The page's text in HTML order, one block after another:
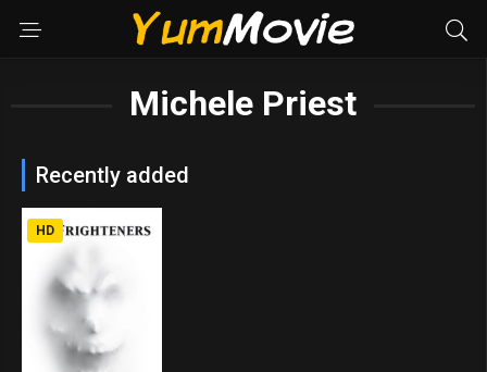
Michele Priest
Recently added
HD